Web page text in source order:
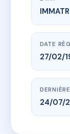
r amiraux
DATE
27/02/
24/07/